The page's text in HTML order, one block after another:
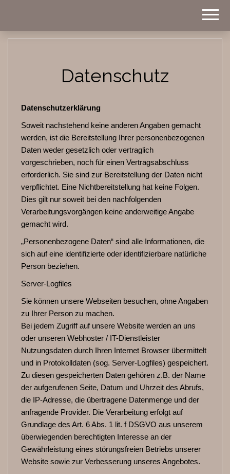
Datenschutz
Datenschutzerklärung
Soweit nachstehend keine anderen Angaben gemacht
werden, ist die Bereitstellung Ihrer personenbezogenen
Daten weder gesetzlich oder vertraglich
vorgeschrieben, noch für einen Vertragsabschluss
erforderlich. Sie sind zur Bereitstellung der Daten nicht
verpflichtet. Eine Nichtbereitstellung hat keine Folgen.
Dies gilt nur soweit bei den nachfolgenden
Verarbeitungsvorgängen keine anderweitige Angabe
gemacht wird.
„Personenbezogene Daten“ sind alle Informationen, die
sich auf eine identifizierte oder identifizierbare natürliche
Person beziehen.
Server-Logfiles
Sie können unsere Webseiten besuchen, ohne Angaben
zu Ihrer Person zu machen.
Bei jedem Zugriff auf unsere Website werden an uns
oder unseren Webhoster / IT-Dienstleister
Nutzungsdaten durch Ihren Internet Browser übermittelt
und in Protokolldaten (sog. Server-Logfiles) gespeichert.
Zu diesen gespeicherten Daten gehören z.B. der Name
der aufgerufenen Seite, Datum und Uhrzeit des Abrufs,
die IP-Adresse, die übertragene Datenmenge und der
anfragende Provider. Die Verarbeitung erfolgt auf
Grundlage des Art. 6 Abs. 1 lit. f DSGVO aus unserem
überwiegenden berechtigten Interesse an der
Gewährleistung eines störungsfreien Betriebs unserer
Website sowie zur Verbesserung unseres Angebotes.